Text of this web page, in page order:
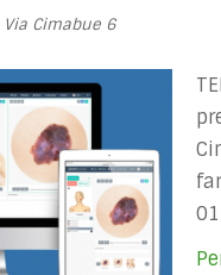
Via Cimabue 6